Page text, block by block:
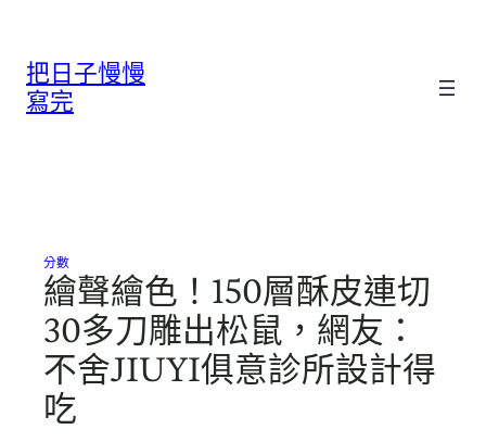
把日子慢慢
寫完
分數
繪聲繪色！150層酥皮連切
30多刀雕出松鼠，網友：
不舍JIUYI俱意診所設計得
吃